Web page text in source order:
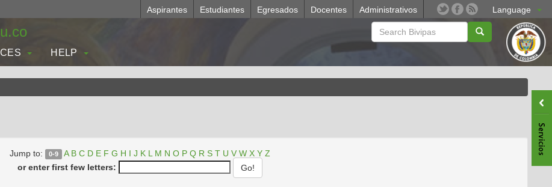
Language
Aspirantes Estudiantes Egresados Docentes Administrativos
HELP
Jump to: 0-9 A B C D E F G H I J K L M N O P Q R S T U V W X Y Z
or enter first few letters: